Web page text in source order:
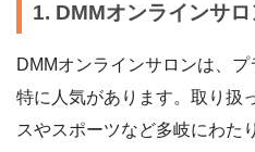
1. DMMオンラインサロ
DMMオンラインサロンは、
特に人気があります。取り扱
スやスポーツなど多岐にわた